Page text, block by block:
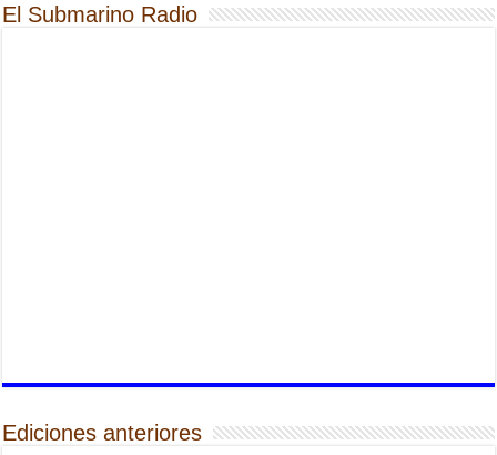
El Submarino Radio
Ediciones anteriores